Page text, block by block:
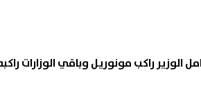
الوزير راكب مونوريل وباقي الوزارات